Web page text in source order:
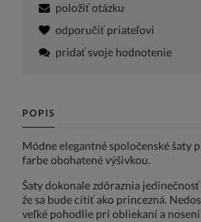
položiť otázku
odporučiť priateľovi
pridať svoje hodnotenie
POPIS
Módne elegantné spoločenské šaty
farbe obohatené výšivkou.
Šaty dokonale zdôraznia
že sa bude cítiť ako princezná.
veľké pohodlie pri obliekaní a nosení